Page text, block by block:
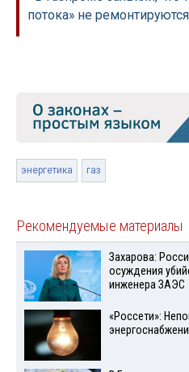
потока» не
энергетика газ
Рекомендуемые материалы
Захарова:
осуждения
инженера ЗАЭС
«Россети»: